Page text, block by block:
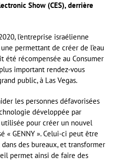
Show (CES), derrière
l’entreprise israélienne
permettant de créer de l’eau
été récompensée au Consumer
important rendez-vous
public, à Las Vegas.
les personnes défavorisées
développée par
pour créer un nouvel
« GENNY ». Celui-ci peut être
des bureaux, et transformer
permet ainsi de faire des